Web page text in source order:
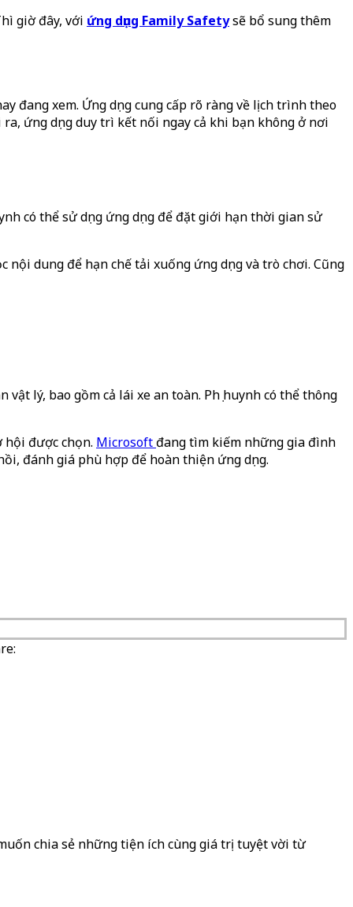
giờ đây, với ứng dụng Family Safetysẽ bổ sung thêm
đang xem. Ứng dụng cung cấp rõ ràng về lịch trình theo
ứng dụng duy trì kết nối ngay cả khi bạn không ở nơi
có thể sử dụng ứng dụng để đặt giới hạn thời gian sử
nội dung để hạn chế tải xuống ứng dụng và trò chơi. Cũng
lý, bao gồm cả lái xe an toàn. Phụ huynh có thể thông
hội được chọn. Microsoftđang tìm kiếm những gia đình
đánh giá phù hợp để hoàn thiện ứng dụng.
chia sẻ những tiện ích cùng giá trị tuyệt vời từ